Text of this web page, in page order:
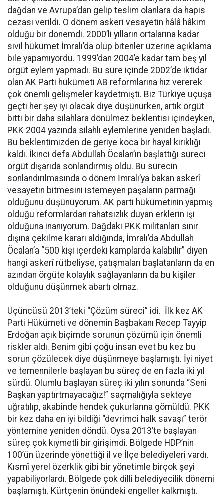
dağdan ve Avrupa’dan gelip teslim olanlara da hapis
cezası verildi. O dönem askeri vesayetin hâlâ hâkim
olduğu bir dönemdi. 2000’li yılların ortalarına kadar
sivil hükümet İmralı’da olup bitenler üzerine açıklama
bile yapamıyordu. 1999’dan 2004’e kadar tam beş yıl
örgüt eylem yapmadı. Bu süre içinde 2002’de iktidar
olan AK Parti hükümeti AB reformlarına hız vererek
çok önemli gelişmeler kaydetmişti. Biz Türkiye uçuşa
geçti her şey iyi olacak diye düşünürken, artık örgüt
bitti bir daha silahlara dönülmez beklentisi içindeyken,
PKK 2004 yazında silahlı eylemlerine yeniden başladı.
Bu beklentimizden de geriye koca bir hayal kırıklığı
kaldı. İkinci defa Abdullah Öcalan’ın başlattığı süreci
örgüt dışarıda sonlandırmış oldu. Bu sürecin
sonlandırılmasında o dönem İmralı’ya bakan askerî
vesayetin bitmesini istemeyen paşaların parmağı
olduğunu düşünüyorum. AK parti hükümetinin yapmış
olduğu reformlardan rahatsızlık duyan erklerin işi
olduğuna inanıyorum. Dağdaki PKK militanları sınır
dışına çekilme kararı aldığında, İmralı’da Abdullah
Öcalan’a “500 kişi içerdeki kamplarda kalabilir” diyen
hangi askerî rütbeliyse, çatışmaları başlatanların da en
azından örgüte kolaylık sağlayanların da bu kişiler
olduğunu düşünmek abartı olmaz.
Üçüncüsü 2013’teki “Çözüm süreci” idi. İlk kez AK
Parti Hükümeti ve dönemin Başbakanı Recep Tayyip
Erdoğan açık biçimde sorunun çözümü için önemli
riskler aldı. Benim gibi çoğu insan evet bu kez bu
sorun çözülecek diye düşünmeye başlamıştı. İyi niyet
ve temennilerle başlayan bu süreç de en fazla iki yıl
sürdü. Olumlu başlayan süreç iki yılın sonunda “Seni
Başkan yaptırtmayacağız!” saçmalığıyla sekteye
uğratılıp, akabinde hendek çukurlarına gömüldü. PKK
bir kez daha en iyi bildiği “devrimci halk savaşı” terör
yöntemine yeniden döndü. Oysa 2013’te başlayan
süreç çok kıymetli bir girişimdi. Bölgede HDP’nin
100’ün üzerinde yönettiği il ve İlçe belediyeleri vardı.
Kısmî yerel özerklik gibi bir yönetimle birçok şeyi
yapabiliyorlardı. Bölgede çok dilli belediyecilik dönemi
başlamıştı. Kürtçenin önündeki engeller kalkmıştı.